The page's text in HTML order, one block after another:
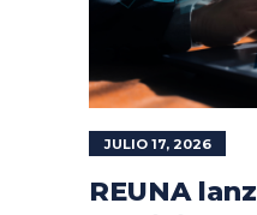
JULIO 17, 2026
REUNA